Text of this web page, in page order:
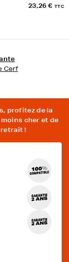
profitez de la
cher et de
!
23,26 € TTC
Cerf